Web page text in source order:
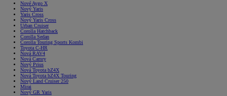
Nové Aygo X
Nový Yaris
Yaris Cross
Nový Yaris Cross
Urban Cruiser
Corolla Hatchback
Corolla Sedan
Corolla Touring Sports Kombi
Toyota C-HR
Nová RAV4
Nová Camry
Nový Prius
Nová Toyota bZ4X
Nová Toyota bZ4X Touring
Nový Land Cruiser 250
Mirai
Nový GR Yaris